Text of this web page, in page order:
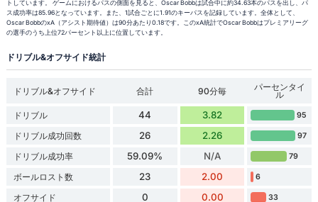
トしています。 ゲームにおけるパスの側面を見ると、Oscar Bobbは試合中に約34.63本のパスを出し、パ
ス成功率は85.96となっています。また、1試合ごとに1.91のキーパスを記録しています。全体として、
Oscar BobbのxA（アシスト期待値）は90分あたり0.18です。このxA統計でOscar Bobbはプレミアリーグ
の選手のうち上位72パーセント以上に位置しています。
ドリブル&オフサイド統計
ドリブル&オフサイド 合計 90分毎 パーセンタイ
ル
ドリブル
44 3.82 95
ドリブル成功回数 26 2.26 97
ドリブル成功率 59.09% N/A 79
ボールロスト数 23 2.00 6
オフサイド 0 0.00 33